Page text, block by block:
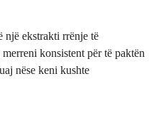
një ekstrakti rrënje të
konsistent për të paktën
nëse keni kushte